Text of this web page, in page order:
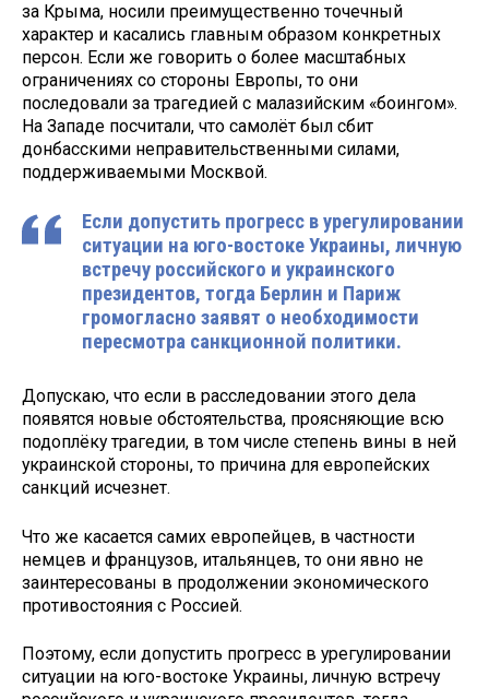
за Крыма, носили преимущественно точечный
характер и касались главным образом конкретных
персон. Если же говорить о более масштабных
ограничениях со стороны Европы, то они
последовали за трагедией с малазийским «боингом».
На Западе посчитали, что самолёт был сбит
донбасскими неправительственными силами,
поддерживаемыми Москвой.
Если допустить прогресс в урегулировании
ситуации на юго-востоке Украины, личную
встречу российского и украинского
президентов, тогда Берлин и Париж
громогласно заявят о необходимости
пересмотра санкционной политики.
Допускаю, что если в расследовании этого дела
появятся новые обстоятельства, проясняющие всю
подоплёку трагедии, в том числе степень вины в ней
украинской стороны, то причина для европейских
санкций исчезнет.
Что же касается самих европейцев, в частности
немцев и французов, итальянцев, то они явно не
заинтересованы в продолжении экономического
противостояния с Россией.
Поэтому, если допустить прогресс в урегулировании
ситуации на юго-востоке Украины, личную встречу